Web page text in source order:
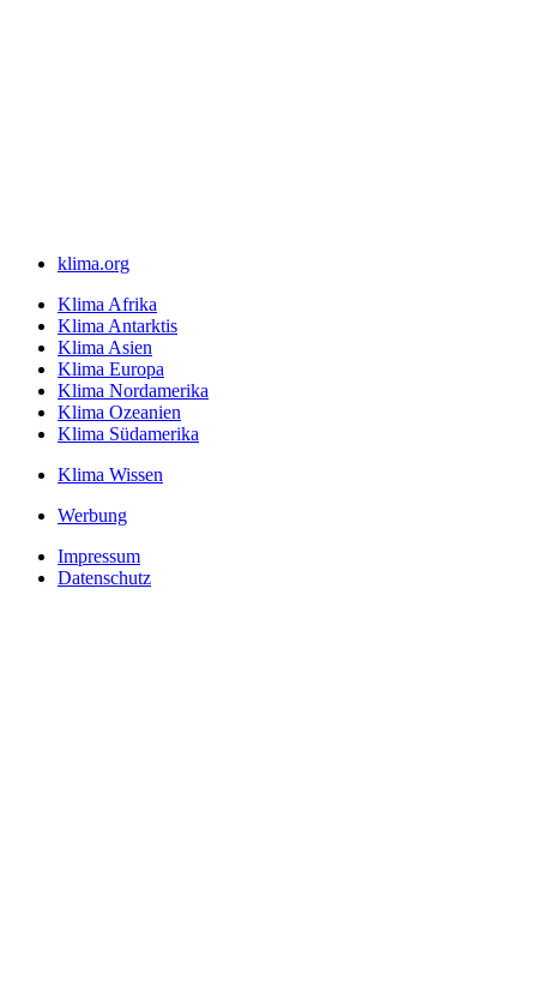
klima.org
Klima Afrika
Klima Antarktis
Klima Asien
Klima Europa
Klima Nordamerika
Klima Ozeanien
Klima Südamerika
Klima Wissen
Werbung
Impressum
Datenschutz